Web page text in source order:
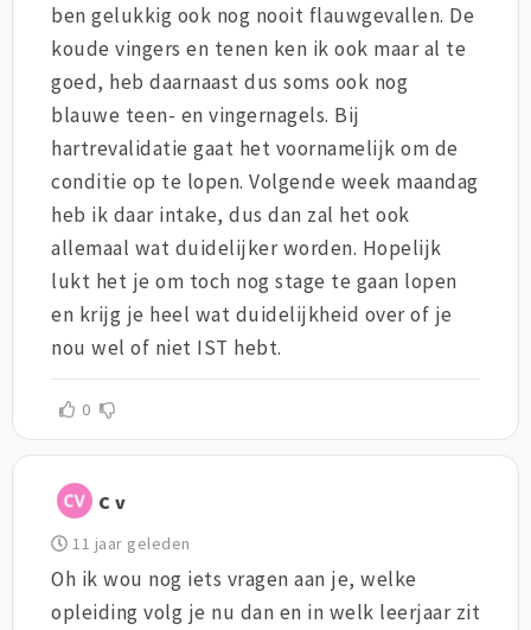
ben gelukkig ook nog nooit flauwgevallen. De
koude vingers en tenen ken ik ook maar al te
goed, heb daarnaast dus soms ook nog
blauwe teen- en vingernagels. Bij
hartrevalidatie gaat het voornamelijk om de
conditie op te lopen. Volgende week maandag
heb ik daar intake, dus dan zal het ook
allemaal wat duidelijker worden. Hopelijk
lukt het je om toch nog stage te gaan lopen
en krijg je heel wat duidelijkheid over of je
nou wel of niet IST hebt.
0
C v
11 jaar geleden
Oh ik wou nog iets vragen aan je, welke
opleiding volg je nu dan en in welk leerjaar zit